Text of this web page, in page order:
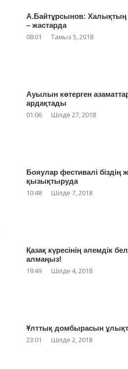
А.Байтұрсынов: Халықтың
– жастарда
08:01 Тамыз 5, 2018
Ауылын көтерген
ардақтады
01:06 Шілде 27, 2018
Бояулар фестивалі біздің
қызықтыруда
10:48 Шілде 7, 2018
Қазақ күресінің әлемдік
алмаңыз!
19:49 Шілде 4, 2018
Ұлттық домбырасын
23:01 Шілде 2, 2018